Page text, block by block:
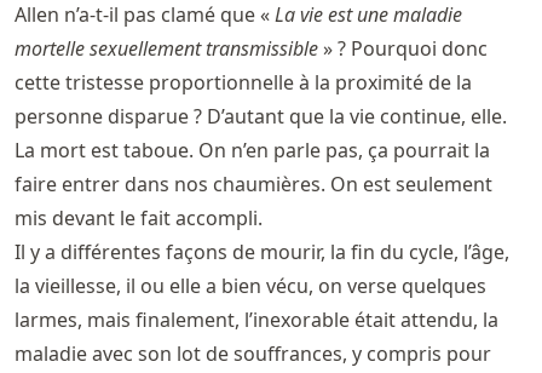
Allen n’a-t-il pas clamé que «La vie est une maladie
mortelle sexuellement transmissible» ? Pourquoi donc
cette tristesse proportionnelle à la proximité de la
personne disparue ? D’autant que la vie continue, elle.
La mort est taboue. On n’en parle pas, ça pourrait la
faire entrer dans nos chaumières. On est seulement
mis devant le fait accompli.
Il y a différentes façons de mourir, la fin du cycle, l’âge,
la vieillesse, il ou elle a bien vécu, on verse quelques
larmes, mais finalement, l’inexorable était attendu, la
maladie avec son lot de souffrances, y compris pour